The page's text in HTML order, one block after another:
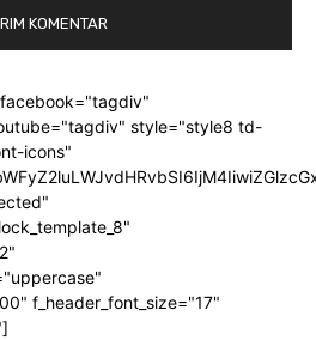
style="style8 td-
icons"
f_header_font_size="17"